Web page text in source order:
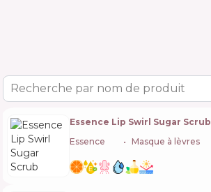
Recherche par nom de produit
Essence Lip Swirl Sugar Scrub
Essence
Masque à lèvres